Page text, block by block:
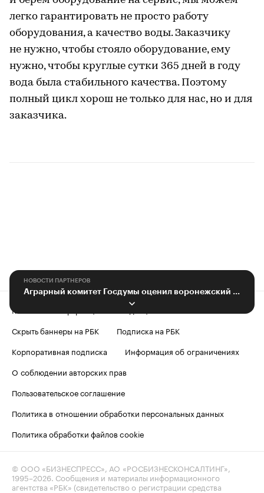
легко гарантировать не просто работу
оборудования, а качество воды. Заказчику
не нужно, чтобы стояло оборудование, ему
нужно, чтобы круглые сутки 365 дней в году
вода была стабильного качества. Поэтому
полный цикл хорош не только для нас, но и для
заказчика.
НОВОСТИ ПАРТНЕРОВ
Аграрный комитет Госдумы оценил воронежский опыт в молочной отрасли
Контактная информация
Скрыть баннеры на РБК
Подписка на РБК
Корпоративная подписка
Информация об ограничениях
О соблюдении авторских прав
Пользовательское соглашение
Политика в отношении обработки персональных данных
Политика обработки файлов cookie
© ООО «БИЗНЕСПРЕСС», АО «РОСБИЗНЕСКОНСАЛТИНГ»,
1995–2026. Сообщения и материалы информационного
агентства «РБК» (свидетельство о регистрации средства